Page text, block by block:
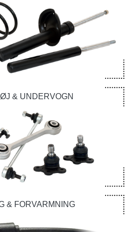
& UNDERVOGN
& FORVARMNING